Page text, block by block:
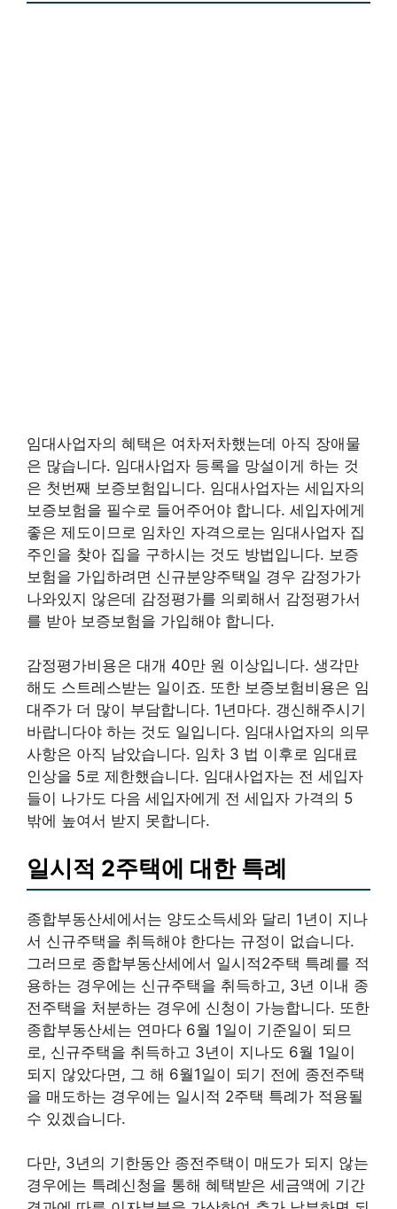
임대사업자의 혜택은 여차저차했는데 아직 장애물
은 많습니다. 임대사업자 등록을 망설이게 하는 것
은 첫번째 보증보험입니다. 임대사업자는 세입자의
보증보험을 필수로 들어주어야 합니다. 세입자에게
좋은 제도이므로 임차인 자격으로는 임대사업자 집
주인을 찾아 집을 구하시는 것도 방법입니다. 보증
보험을 가입하려면 신규분양주택일 경우 감정가가
나와있지 않은데 감정평가를 의뢰해서 감정평가서
를 받아 보증보험을 가입해야 합니다.
감정평가비용은 대개 40만 원 이상입니다. 생각만
해도 스트레스받는 일이죠. 또한 보증보험비용은 임
대주가 더 많이 부담합니다. 1년마다. 갱신해주시기
바랍니다야 하는 것도 일입니다. 임대사업자의 의무
사항은 아직 남았습니다. 임차 3 법 이후로 임대료
인상을 5로 제한했습니다. 임대사업자는 전 세입자
들이 나가도 다음 세입자에게 전 세입자 가격의 5
밖에 높여서 받지 못합니다.
일시적 2주택에 대한 특례
종합부동산세에서는 양도소득세와 달리 1년이 지나
서 신규주택을 취득해야 한다는 규정이 없습니다.
그러므로 종합부동산세에서 일시적2주택 특례를 적
용하는 경우에는 신규주택을 취득하고, 3년 이내 종
전주택을 처분하는 경우에 신청이 가능합니다. 또한
종합부동산세는 연마다 6월 1일이 기준일이 되므
로, 신규주택을 취득하고 3년이 지나도 6월 1일이
되지 않았다면, 그 해 6월1일이 되기 전에 종전주택
을 매도하는 경우에는 일시적 2주택 특례가 적용될
수 있겠습니다.
다만, 3년의 기한동안 종전주택이 매도가 되지 않는
경우에는 특례신청을 통해 혜택받은 세금액에 기간